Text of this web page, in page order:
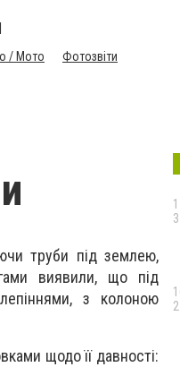
/ Мото
Фотозвіти
труби під землею,
виявили, що під
з колоною
щодо її давності: